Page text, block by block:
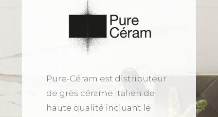
Pure-Céram est distributeur
de grès cérame italien de
haute qualité incluant le